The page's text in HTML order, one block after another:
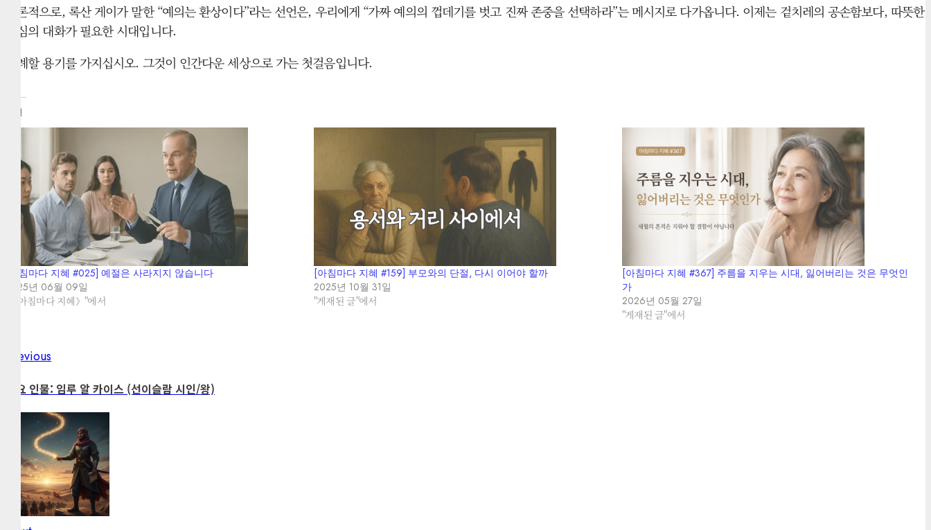
결론적으로, 록산 게이가 말한 “예의는 환상이다”라는 선언은, 우리에게 “가짜 예의의 껍데기를 벗고 진짜 존중을 선택하라”는 메시지로 다가옵니다. 이제는 겉치레의 공손함보다, 따뜻한
진심의 대화가 필요한 시대입니다.
무례할 용기를 가지십시오. 그것이 인간다운 세상으로 가는 첫걸음입니다.
관련
[아침마다 지혜 #025] 예절은 사라지지 않습니다
2025년 06월 09일
"《아침마다 지혜》"에서
[아침마다 지혜 #159] 부모와의 단절, 다시 이어야 할까
2025년 10월 31일
"게재된 글"에서
[아침마다 지혜 #367] 주름을 지우는 시대, 잃어버리는 것은 무엇인
가
2026년 05월 27일
"게재된 글"에서
Post
navigation
Previous
주요 인물: 임루 알 카이스 (선이슬람 시인/왕)